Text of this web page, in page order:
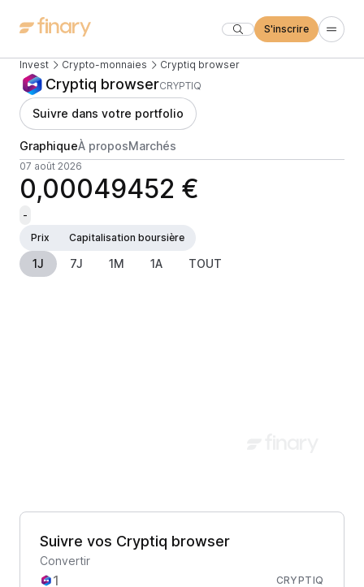
S'inscrire
Invest Crypto-monnaies Cryptiq browser
Cryptiq browserCRYPTIQ
Suivre dans votre portfolio
GraphiqueÀ proposMarchés
07 août 2026
0,00049452 €
-
Prix
Capitalisation boursière
1J 7J 1M 1A TOUT
Suivre vos Cryptiq browser
Convertir
CRYPTIQ